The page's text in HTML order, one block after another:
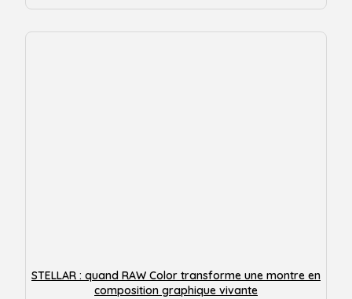
STELLAR : quand RAW Color transforme une montre en
composition graphique vivante